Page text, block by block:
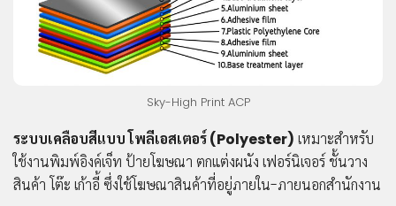
ประวัติ
โมชั่น
สินค้า
การ
Sky-High Print ACP
ระบบเคลือบสีแบบ โพลีเอสเตอร์ (Polyester) เหมาะสำหรับ
ใช้งานพิมพ์อิงค์เจ็ท ป้ายโฆษณา ตกแต่งผนัง เฟอร์นิเจอร์ ชั้นวาง
สินค้า โต๊ะ เก้าอี้ ซึ่งใช้โฆษณาสินค้าที่อยู่ภายใน-ภายนอกสำนักงาน